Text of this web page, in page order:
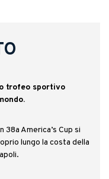
trofeo sportivo
America’s Cup si
lungo la costa della